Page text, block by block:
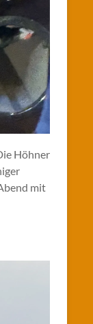
Höhner
mit